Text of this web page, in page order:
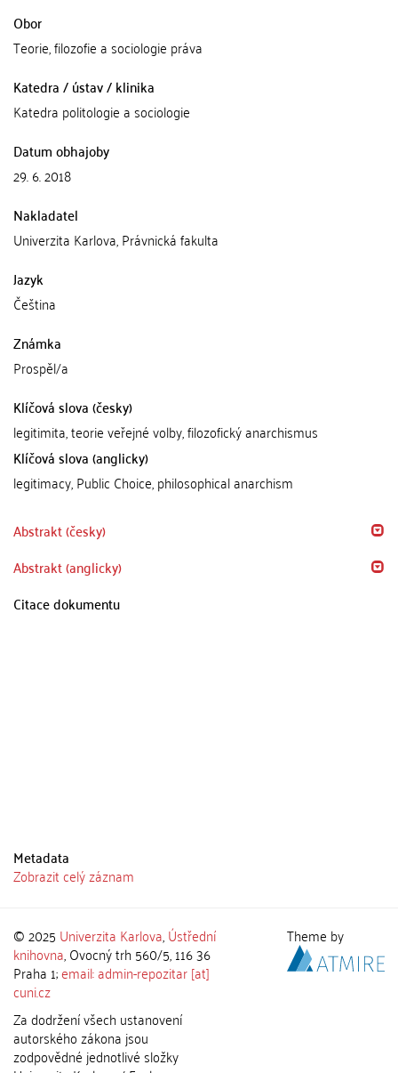
Obor
Teorie, filozofie a sociologie práva
Katedra / ústav / klinika
Katedra politologie a sociologie
Datum obhajoby
29. 6. 2018
Nakladatel
Univerzita Karlova, Právnická fakulta
Jazyk
Čeština
Známka
Prospěl/a
Klíčová slova (česky)
legitimita, teorie veřejné volby, filozofický anarchismus
Klíčová slova (anglicky)
legitimacy, Public Choice, philosophical anarchism
Abstrakt (česky)
Abstrakt (anglicky)
Citace dokumentu
Metadata
Zobrazit celý záznam
© 2025 Univerzita Karlova,Ústřední
knihovna, Ovocný trh 560/5, 116 36
Praha 1;email: admin-repozitar [at]
cuni.cz
Za dodržení všech ustanovení
autorského zákona jsou
zodpovědné jednotlivé složky
Theme by